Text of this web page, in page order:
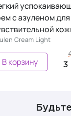
с азуленом для
Cream Light
3
В корзину